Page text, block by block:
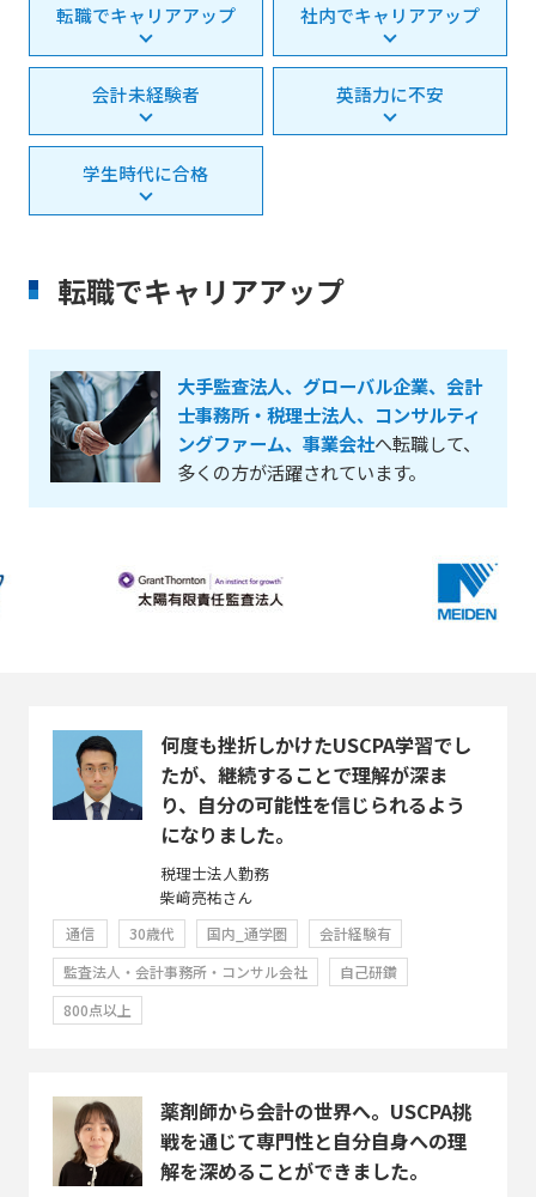
転職でキャリアアップ 社内でキャリアアップ
会計未経験者 英語力に不安
学生時代に合格
転職でキャリアアップ
大手監査法人、グローバル企業、会計
士事務所・税理士法人、コンサルティ
ングファーム、事業会社へ転職して、
多くの方が活躍されています。
何度も挫折しかけたUSCPA学習でし
たが、継続することで理解が深ま
り、自分の可能性を信じられるよう
になりました。
税理士法人勤務
柴﨑亮祐さん
通信 30歳代 国内_通学圏
会計経験有
監査法人・会計事務所・コンサル会社
自己研鑽
800点以上
薬剤師から会計の世界へ。USCPA挑
戦を通じて専門性と自分自身への理
解を深めることができました。